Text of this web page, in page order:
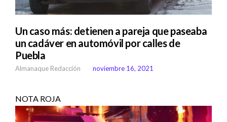
Un caso más: detienen a pareja que paseaba
un cadáver en automóvil por calles de
Puebla
Almanaque Redacción noviembre 16, 2021
NOTA ROJA